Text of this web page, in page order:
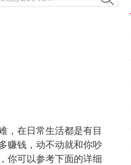
，在日常生活都是有目
赚钱，动不动就和你吵
你可以参考下面的详细